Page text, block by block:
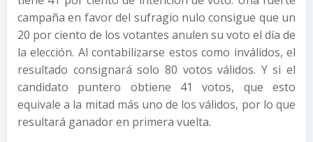
campaña en favor del sufragio nulo consigue que un
20 por ciento de los votantes anulen su voto el día de
la elección. Al contabilizarse estos como inválidos, el
resultado consignará solo 80 votos válidos. Y si el
candidato puntero obtiene 41 votos, que esto
equivale a la mitad más uno de los válidos, por lo que
resultará ganador en primera vuelta.